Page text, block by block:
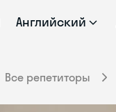
Английский
Все репетиторы